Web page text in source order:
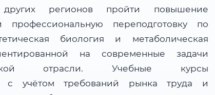
регионов пройти повышение
профессиональную переподготовку по
биология и метаболическая
на современные задачи
отрасли. Учебные курсы
с учётом требований рынка труда и